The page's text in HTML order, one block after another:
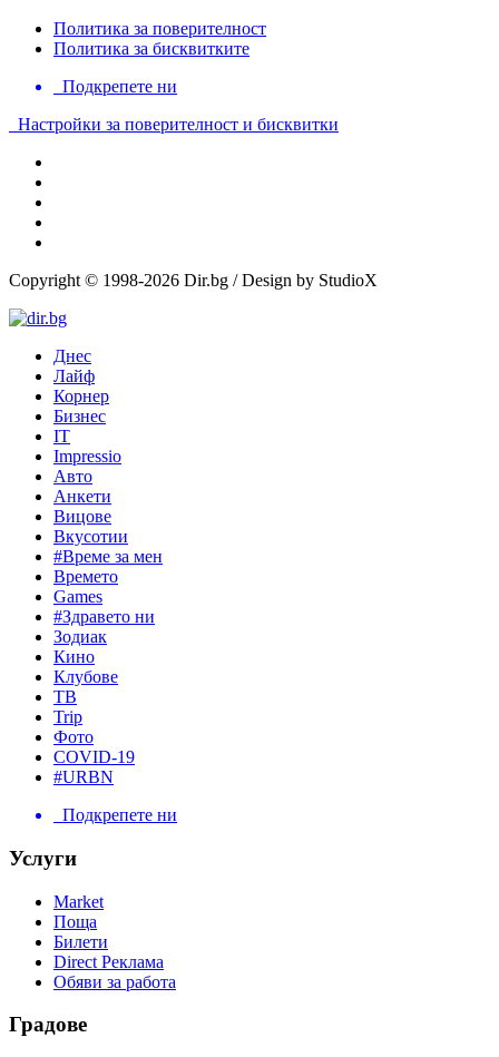
Политика за поверителност
Политика за бисквитките
Подкрепете ни
Настройки за поверителност и бисквитки
Copyright © 1998-2026 Dir.bg / Design by StudioX
Днес
Лайф
Корнер
Бизнес
IT
Impressio
Авто
Анкети
Вицове
Вкусотии
#Време за мен
Времето
Games
#Здравето ни
Зодиак
Кино
Клубове
ТВ
Trip
Фото
COVID-19
#URBN
Подкрепете ни
Услуги
Market
Поща
Билети
Direct Реклама
Обяви за работа
Градове